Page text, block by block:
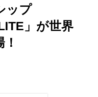
ップ
」が世界